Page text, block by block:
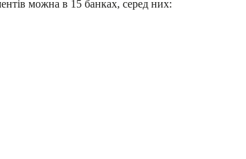
можна в 15 банках, серед них: